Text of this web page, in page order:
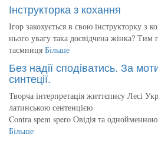
Інструкторка з кохання
Ігор закохується в свою інструкторку з
нього увагу така досвідчена жінка? Тим
таємниця Більше
Без надії сподіватись. За
синтеції.
Творча інтерпретація життєпису Лесі
латинською сентенцією
Contra spem spero Овідія та
Більше